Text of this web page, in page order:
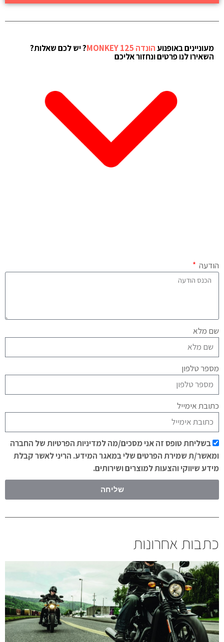
מעוניינים באופנועהונדה MONKEY 125 ? יש לכם שאלות?
השאירו לנו פרטים ונחזור אליכם
הודעה
שם מלא
מספר טלפון
כתובת אימייל
בשליחת טופס זה אני מסכים/מה למדיניות הפרטיות של החברה
ומאשר/ת שמירת הפרטים שלי במאגר המידע. הריני לאשר קבלת
מידע שיווקי והצעות למוצרים ושירותים.
שליחה
כתבות אחרונות